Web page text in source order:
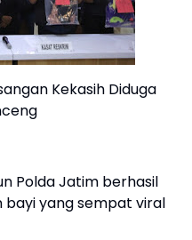
Kekasih Diduga
Polda Jatim berhasil
yang sempat viral